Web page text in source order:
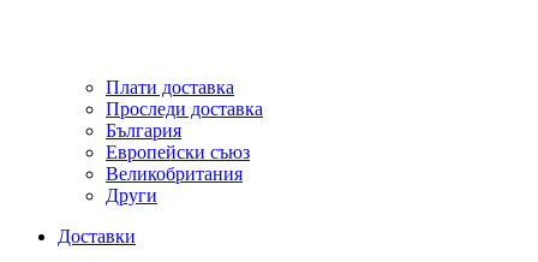
Плати доставка
Проследи доставка
България
Европейски съюз
Великобритания
Други
Доставки